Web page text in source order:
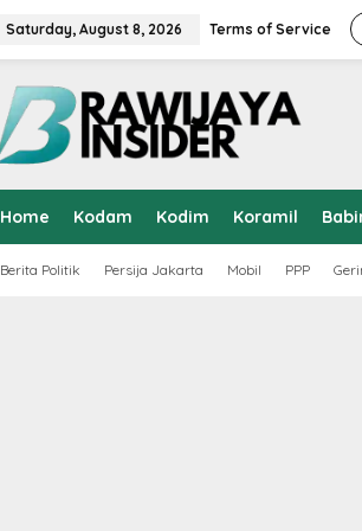
Saturday, August 8, 2026 Terms of Service
Home Kodam Kodim Koramil
Berita Politik Persija Jakarta Mobil PPP